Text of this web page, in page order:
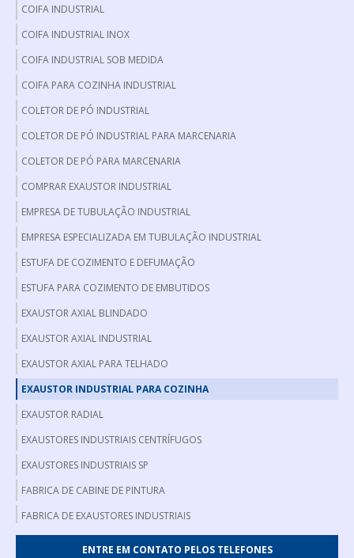
COIFA INDUSTRIAL
COIFA INDUSTRIAL INOX
COIFA INDUSTRIAL SOB MEDIDA
COIFA PARA COZINHA INDUSTRIAL
COLETOR DE PÓ INDUSTRIAL
COLETOR DE PÓ INDUSTRIAL PARA MARCENARIA
COLETOR DE PÓ PARA MARCENARIA
COMPRAR EXAUSTOR INDUSTRIAL
EMPRESA DE TUBULAÇÃO INDUSTRIAL
EMPRESA ESPECIALIZADA EM TUBULAÇÃO INDUSTRIAL
ESTUFA DE COZIMENTO E DEFUMAÇÃO
ESTUFA PARA COZIMENTO DE EMBUTIDOS
EXAUSTOR AXIAL BLINDADO
EXAUSTOR AXIAL INDUSTRIAL
EXAUSTOR AXIAL PARA TELHADO
EXAUSTOR INDUSTRIAL PARA COZINHA
EXAUSTOR RADIAL
EXAUSTORES INDUSTRIAIS CENTRÍFUGOS
EXAUSTORES INDUSTRIAIS SP
FABRICA DE CABINE DE PINTURA
FABRICA DE EXAUSTORES INDUSTRIAIS
ENTRE EM CONTATO PELOS TELEFONES